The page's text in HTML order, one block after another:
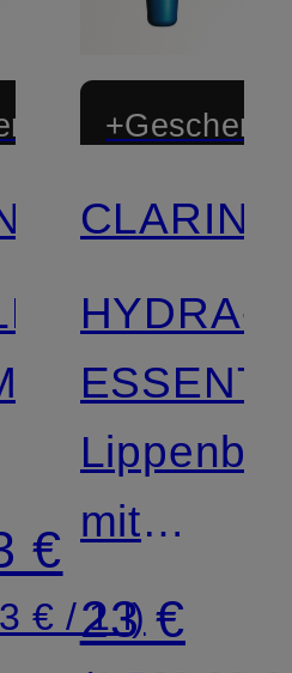
€
€ / 1 l)
+Geschenk
Zertifiziert
CLARINS
HYDRA-
mit
23 €